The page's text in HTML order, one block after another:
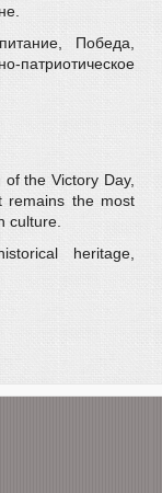
Победа,
the Victory Day,
remains the most
culture.
heritage,